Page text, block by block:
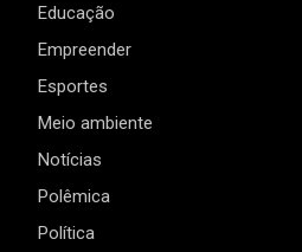
Educação
Empreender
Esportes
Meio ambiente
Notícias
Polêmica
Política